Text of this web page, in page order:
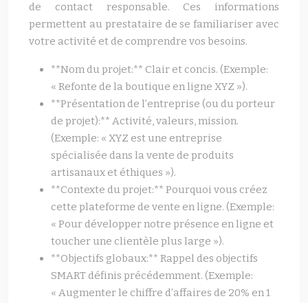
de contact responsable. Ces informations
permettent au prestataire de se familiariser avec
votre activité et de comprendre vos besoins.
**Nom du projet:** Clair et concis. (Exemple:
« Refonte de la boutique en ligne XYZ »).
**Présentation de l’entreprise (ou du porteur
de projet):** Activité, valeurs, mission.
(Exemple: « XYZ est une entreprise
spécialisée dans la vente de produits
artisanaux et éthiques »).
**Contexte du projet:** Pourquoi vous créez
cette plateforme de vente en ligne. (Exemple:
« Pour développer notre présence en ligne et
toucher une clientèle plus large »).
**Objectifs globaux:** Rappel des objectifs
SMART définis précédemment. (Exemple:
« Augmenter le chiffre d’affaires de 20% en 1